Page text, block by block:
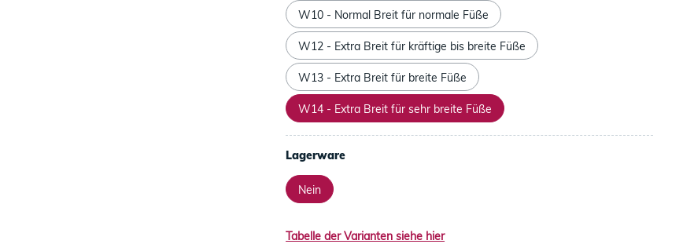
W10 - Normal Breit für normale Füße
W12 - Extra Breit für kräftige bis breite Füße
W13 - Extra Breit für breite Füße
W14 - Extra Breit für sehr breite Füße
Lagerware
Nein
Tabelle der Varianten siehe hier